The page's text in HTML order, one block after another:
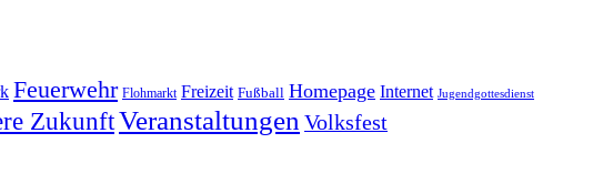
Feuerwehr Flohmarkt Freizeit Fußball Homepage Internet Jugendgottesdienst
ZukunftVeranstaltungen Volksfest